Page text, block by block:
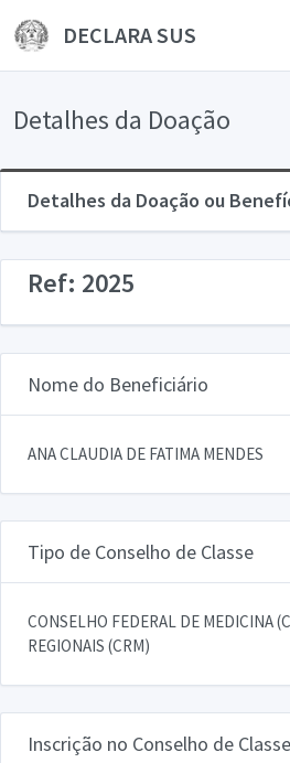
DECLARA SUS
Detalhes da Doação
Detalhes da Doação ou
Ref: 2025
Nome do Beneficiário
ANA CLAUDIA DE FATIMA MENDES
Tipo de Conselho de Classe
CONSELHO FEDERAL DE MEDICINA
REGIONAIS (CRM)
Inscrição no Conselho de Classe